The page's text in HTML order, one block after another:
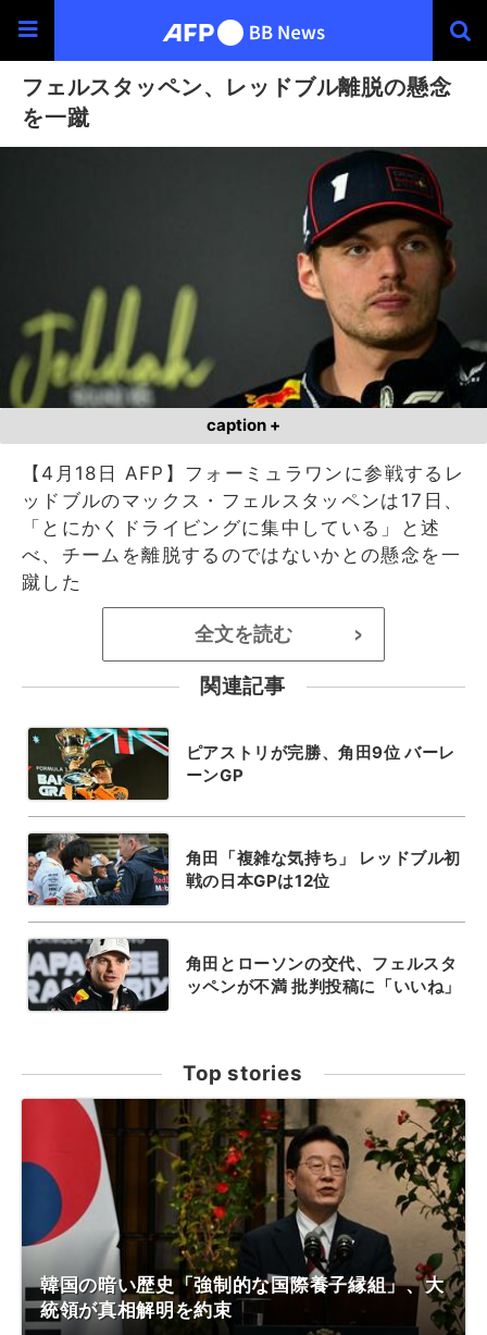
フェルスタッペン、レッドブル離脱の懸念
を一蹴
caption +
【4月18日 AFP】フォーミュラワンに参戦するレ
ッドブルのマックス・フェルスタッペンは17日、
「とにかくドライビングに集中している」と述
べ、チームを離脱するのではないかとの懸念を一
蹴した
全文を読む >
関連記事
ピアストリが完勝、角田9位 バーレ
ーンGP
角田「複雑な気持ち」 レッドブル初
戦の日本GPは12位
角田とローソンの交代、フェルスタ
ッペンが不満 批判投稿に「いいね」
Top stories
韓国の暗い歴史「強制的な国際養子縁組」、大
統領が真相解明を約束